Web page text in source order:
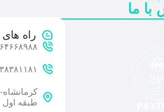
با ما
راه های
طبقه اول